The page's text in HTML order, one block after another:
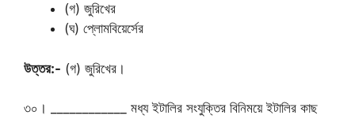
(গ) জুরিখের
(ঘ) প্লোমবিয়ের্সের
উত্তর:- (গ) জুরিখের।
৩০। ____________ মধ্য ইটালির সংযুক্তির বিনিময়ে ইটালির কাছ